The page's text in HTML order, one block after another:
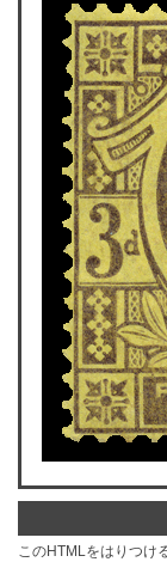
このHTMLをはりつけ